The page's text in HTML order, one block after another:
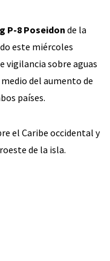
P-8 Poseidon de la
este miércoles
vigilancia sobre aguas
medio del aumento de
países.
el Caribe occidental y
de la isla.